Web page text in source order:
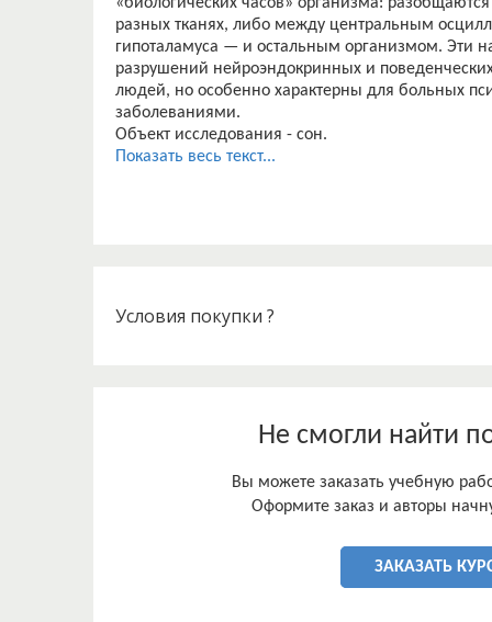
разных тканях, либо между центральным
гипоталамуса — и остальным организмом. Эти
разрушений нейроэндокринных и
людей, но особенно характерны для больных
заболеваниями.
Объект исследования - сон.
Предмет исследования – современные методы
Показать весь текст...
Условия покупки ?
Не смогли найти
Вы можете заказать учебную
Оформите заказ и авторы
ЗАКАЗАТЬ